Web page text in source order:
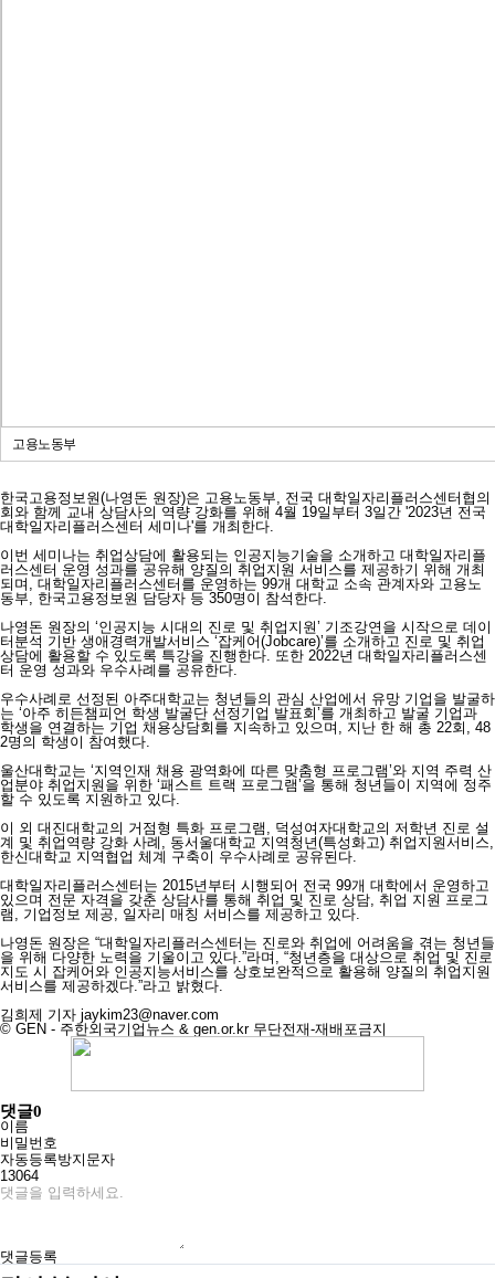
고용노동부
한국고용정보원(나영돈 원장)은 고용노동부, 전국 대학일자리플러스센터협의
회와 함께 교내 상담사의 역량 강화를 위해 4월 19일부터 3일간 '2023년 전국
대학일자리플러스센터 세미나'를 개최한다.
이번 세미나는 취업상담에 활용되는 인공지능기술을 소개하고 대학일자리플
러스센터 운영 성과를 공유해 양질의 취업지원 서비스를 제공하기 위해 개최
되며, 대학일자리플러스센터를 운영하는 99개 대학교 소속 관계자와 고용노
동부, 한국고용정보원 담당자 등 350명이 참석한다.
나영돈 원장의 ‘인공지능 시대의 진로 및 취업지원’ 기조강연을 시작으로 데이
터분석 기반 생애경력개발서비스 ‘잡케어(Jobcare)’를 소개하고 진로 및 취업
상담에 활용할 수 있도록 특강을 진행한다. 또한 2022년 대학일자리플러스센
터 운영 성과와 우수사례를 공유한다.
우수사례로 선정된 아주대학교는 청년들의 관심 산업에서 유망 기업을 발굴하
는 ‘아주 히든챔피언 학생 발굴단 선정기업 발표회’를 개최하고 발굴 기업과
학생을 연결하는 기업 채용상담회를 지속하고 있으며, 지난 한 해 총 22회, 48
2명의 학생이 참여했다.
울산대학교는 ‘지역인재 채용 광역화에 따른 맞춤형 프로그램’와 지역 주력 산
업분야 취업지원을 위한 ‘패스트 트랙 프로그램’을 통해 청년들이 지역에 정주
할 수 있도록 지원하고 있다.
이 외 대진대학교의 거점형 특화 프로그램, 덕성여자대학교의 저학년 진로 설
계 및 취업역량 강화 사례, 동서울대학교 지역청년(특성화고) 취업지원서비스,
한신대학교 지역협업 체계 구축이 우수사례로 공유된다.
대학일자리플러스센터는 2015년부터 시행되어 전국 99개 대학에서 운영하고
있으며 전문 자격을 갖춘 상담사를 통해 취업 및 진로 상담, 취업 지원 프로그
램, 기업정보 제공, 일자리 매칭 서비스를 제공하고 있다.
나영돈 원장은 “대학일자리플러스센터는 진로와 취업에 어려움을 겪는 청년들
을 위해 다양한 노력을 기울이고 있다.”라며, “청년층을 대상으로 취업 및 진로
지도 시 잡케어와 인공지능서비스를 상호보완적으로 활용해 양질의 취업지원
서비스를 제공하겠다.”라고 밝혔다.
김희제 기자 jaykim23@naver.com
© GEN - 주한외국기업뉴스 & gen.or.kr 무단전재-재배포금지
댓글0
이름
비밀번호
자동등록방지문자
13064
댓글등록